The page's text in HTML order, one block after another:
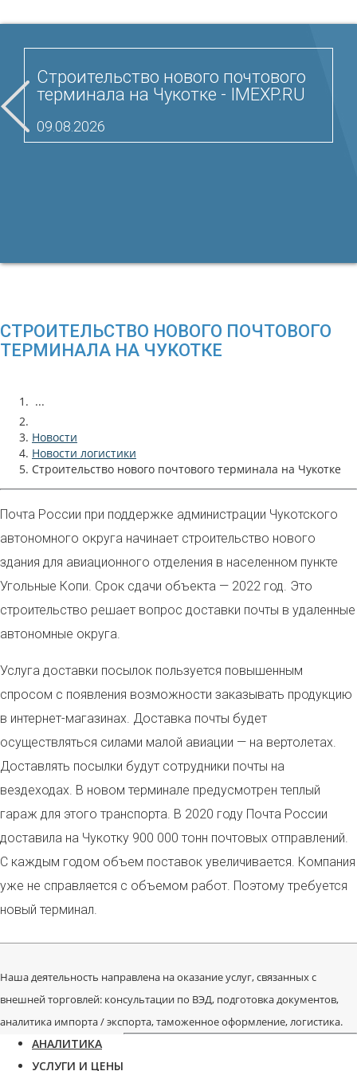
Строительство нового почтового
терминала на Чукотке - IMEXP.RU
09.08.2026
СТРОИТЕЛЬСТВО НОВОГО ПОЧТОВОГО
ТЕРМИНАЛА НА ЧУКОТКЕ
...
Новости
Новости логистики
Строительство нового почтового терминала на Чукотке
Почта России при поддержке администрации Чукотского
автономного округа начинает строительство нового
здания для авиационного отделения в населенном пункте
Угольные Копи. Срок сдачи объекта — 2022 год. Это
строительство решает вопрос доставки почты в удаленные
автономные округа.
Услуга доставки посылок пользуется повышенным
спросом с появления возможности заказывать продукцию
в интернет-магазинах. Доставка почты будет
осуществляться силами малой авиации — на вертолетах.
Доставлять посылки будут сотрудники почты на
вездеходах. В новом терминале предусмотрен теплый
гараж для этого транспорта. В 2020 году Почта России
доставила на Чукотку 900 000 тонн почтовых отправлений.
С каждым годом объем поставок увеличивается. Компания
уже не справляется с объемом работ. Поэтому требуется
новый терминал.
Наша деятельность направлена на оказание услуг, связанных с
внешней торговлей: консультации по ВЭД, подготовка документов,
аналитика импорта / экспорта, таможенное оформление, логистика.
АНАЛИТИКА
УСЛУГИ И ЦЕНЫ